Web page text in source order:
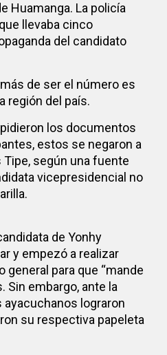
Huamanga. La policía
llevaba cinco
del candidato
de ser el número es
región del país.
los documentos
estos se negaron a
según una fuente
vicepresidencial no
de Yonhy
y empezó a realizar
general para que “mande
Sin embargo, ante la
lograron
su respectiva papeleta